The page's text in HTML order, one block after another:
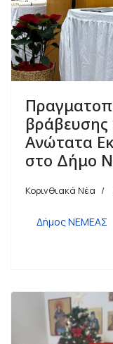
Ανώτατα
στο Δήμο
Κορινθιακά Νέα
Δήμος ΝΕΜΕΑΣ